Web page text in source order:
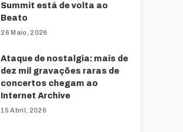
Summit está de volta ao
Beato
26 Maio, 2026
Ataque de nostalgia: mais de
dez mil gravações raras de
concertos chegam ao
Internet Archive
15 Abril, 2026